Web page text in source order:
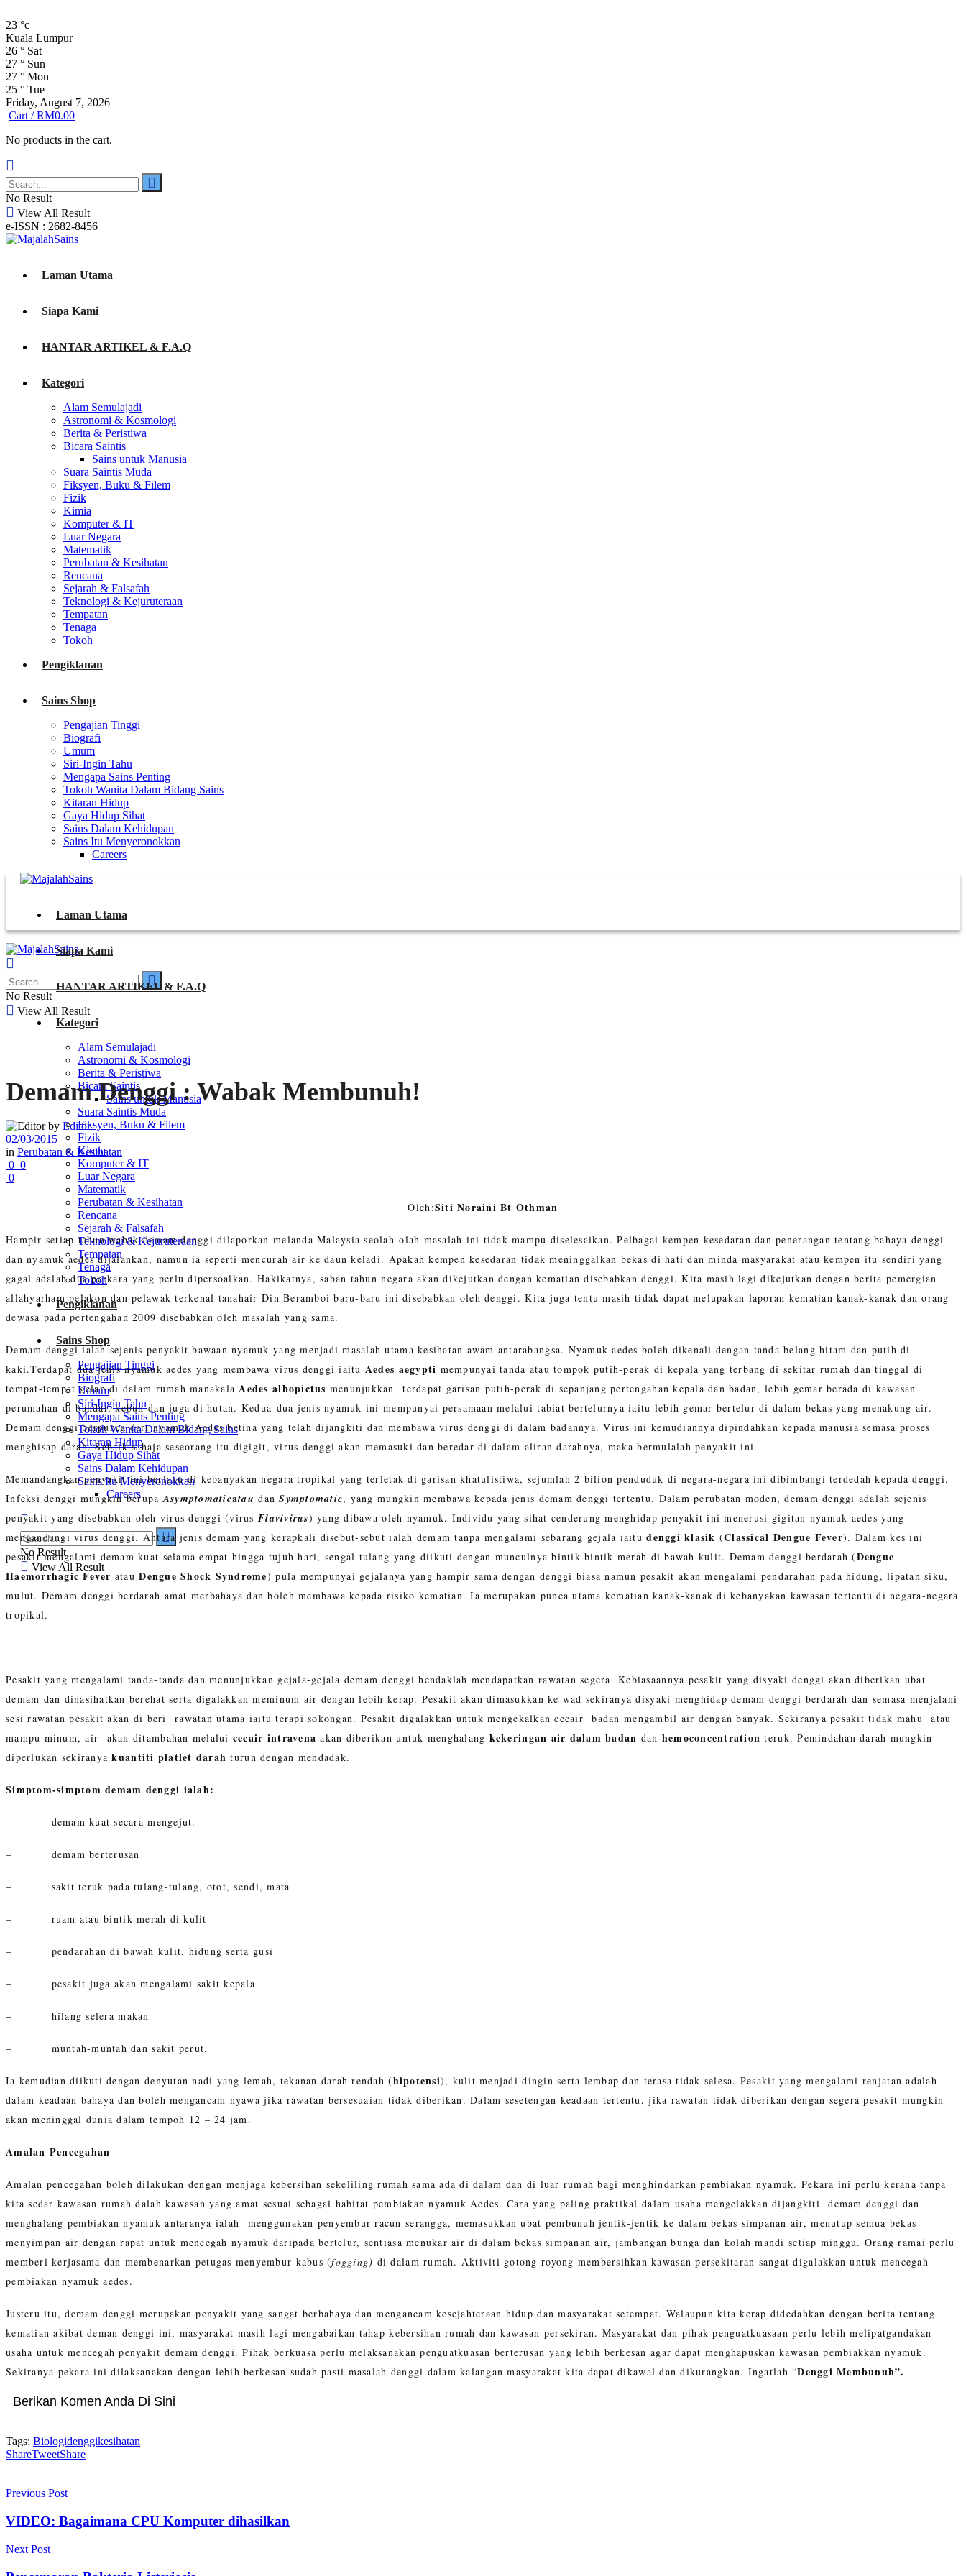
23 °c
Kuala Lumpur
26 ° Sat
27 ° Sun
27 ° Mon
25 ° Tue
Friday, August 7, 2026
Cart /RM0.00
No products in the cart.
No Result
View All Result
e-ISSN : 2682-8456
Laman Utama
Siapa Kami
HANTAR ARTIKEL & F.A.Q
Kategori
Alam Semulajadi
Astronomi & Kosmologi
Berita & Peristiwa
Bicara Saintis
Sains untuk Manusia
Suara Saintis Muda
Fiksyen, Buku & Filem
Fizik
Kimia
Komputer & IT
Luar Negara
Matematik
Perubatan & Kesihatan
Rencana
Sejarah & Falsafah
Teknologi & Kejuruteraan
Tempatan
Tenaga
Tokoh
Pengiklanan
Sains Shop
Pengajian Tinggi
Biografi
Umum
Siri-Ingin Tahu
Mengapa Sains Penting
Tokoh Wanita Dalam Bidang Sains
Kitaran Hidup
Gaya Hidup Sihat
Sains Dalam Kehidupan
Sains Itu Menyeronokkan
Careers
Laman Utama
Siapa Kami
HANTAR ARTIKEL & F.A.Q
Kategori
Alam Semulajadi
Astronomi & Kosmologi
Berita & Peristiwa
Bicara Saintis
Sains untuk Manusia
Suara Saintis Muda
Fiksyen, Buku & Filem
Fizik
Kimia
Komputer & IT
Luar Negara
Matematik
Perubatan & Kesihatan
Rencana
Sejarah & Falsafah
Teknologi & Kejuruteraan
Tempatan
Tenaga
Tokoh
Pengiklanan
Sains Shop
Pengajian Tinggi
Biografi
Umum
Siri-Ingin Tahu
Mengapa Sains Penting
Tokoh Wanita Dalam Bidang Sains
Kitaran Hidup
Gaya Hidup Sihat
Sains Dalam Kehidupan
Sains Itu Menyeronokkan
Careers
No Result
View All Result
No Result
View All Result
Demam Denggi : Wabak Membunuh!
by Editor
02/03/2015
in Perubatan & Kesihatan
0 0
0
Oleh:Siti Noraini Bt Othman
Hampir setiap tahun wabak demam denggi dilaporkan melanda Malaysia seolah-olah masalah ini tidak mampu diselesaikan. Pelbagai kempen kesedaran dan penerangan tentang bahaya denggi
dan nyamuk aedes dijalankan, namun ia seperti mencurah air ke daun keladi. Apakah kempen kesedaran tidak meninggalkan bekas di hati dan minda masyarakat atau kempen itu sendiri yang
gagal adalah dua perkara yang perlu dipersoalkan. Hakikatnya, saban tahun negara akan dikejutkan dengan kematian disebabkan denggi. Kita masih lagi dikejutkan dengan berita pemergian
allahyarham pelakon dan pelawak terkenal tanahair Din Beramboi baru-baru ini disebabkan oleh denggi. Kita juga tentu masih tidak dapat melupakan laporan kematian kanak-kanak dan orang
dewasa pada pertengahan 2009 disebabkan oleh masalah yang sama.
Demam denggi ialah sejenis penyakit bawaan nyamuk yang menjadi masalah utama kesihatan awam antarabangsa. Nyamuk aedes boleh dikenali dengan tanda belang hitam dan putih di
kaki.Terdapat dua jenis nyamuk aedes yang membawa virus denggi iaitu Aedes aegypti mempunyai tanda atau tompok putih-perak di kepala yang terbang di sekitar rumah dan tinggal di
tempat-tempat gelap di dalam rumah manakalaAedes albopictus menunjukkan terdapat garisan putih-perak di sepanjang pertengahan kepala dan badan, lebih gemar berada di kawasan
perumahan di bandar, kebun dan juga di hutan. Kedua-dua jenis nyamuk ini mempunyai persamaan melalui tabiat bertelurnya iaitu lebih gemar bertelur di dalam bekas yang menakung air.
Demam denggi berpunca dari nyamuk Aedes betina yang telah dijangkiti dan membawa virus denggi di dalam badannya. Virus ini kemudiannya dipindahkan kepada manusia semasa proses
menghisap darah. Sebaik sahaja seseorang itu digigit, virus denggi akan memasuki dan beredar di dalam aliran darahnya, maka bermulalah penyakit ini.
Memandangkan penyakit ini berlaku di kebanyakan negara tropikal yang terletak di garisan khatulistiwa, sejumlah 2 bilion penduduk di negara-negara ini dibimbangi terdedah kepada denggi.
Infeksi denggi mungkin berupaAsymptomaticatau danSymptomatic, yang mungkin membawa kepada jenis demam denggi tertentu. Dalam perubatan moden, demam denggi adalah sejenis
penyakit yang disebabkan oleh virus denggi (virusFlavivirus) yang dibawa oleh nyamuk. Individu yang sihat cenderung menghidap penyakit ini menerusi gigitan nyamuk aedes yang
mengandungi virus denggi. Antara jenis demam yang kerapkali disebut-sebut ialah demam tanpa mengalami sebarang gejala iaitudenggi klasik (Classical Dengue Fever). Dalam kes ini
pesakit mengalami demam kuat selama empat hingga tujuh hari, sengal tulang yang diikuti dengan munculnya bintik-bintik merah di bawah kulit. Demam denggi berdarah (Dengue
Haemorrhagic Fever atau Dengue Shock Syndrome) pula mempunyai gejalanya yang hampir sama dengan denggi biasa namun pesakit akan mengalami pendarahan pada hidung, lipatan siku,
mulut. Demam denggi berdarah amat merbahaya dan boleh membawa kepada risiko kematian. Ia merupakan punca utama kematian kanak-kanak di kebanyakan kawasan tertentu di negara-negara
tropikal.
Pesakit yang mengalami tanda-tanda dan menunjukkan gejala-gejala demam denggi hendaklah mendapatkan rawatan segera. Kebiasaannya pesakit yang disyaki denggi akan diberikan ubat
demam dan dinasihatkan berehat serta digalakkan meminum air dengan lebih kerap. Pesakit akan dimasukkan ke wad sekiranya disyaki menghidap demam denggi berdarah dan semasa menjalani
sesi rawatan pesakit akan di beri rawatan utama iaitu terapi sokongan. Pesakit digalakkan untuk mengekalkan cecair badan mengambil air dengan banyak. Sekiranya pesakit tidak mahu atau
mampu minum, air akan ditambahan melalui cecair intravena akan diberikan untuk menghalang kekeringan air dalam badan dan hemoconcentration teruk. Pemindahan darah mungkin
diperlukan sekiranyakuantiti platlet darah turun dengan mendadak.
Simptom-simptom demam denggi ialah:
– demam kuat secara mengejut.
– demam berterusan
– sakit teruk pada tulang-tulang, otot, sendi, mata
– ruam atau bintik merah di kulit
– pendarahan di bawah kulit, hidung serta gusi
– pesakit juga akan mengalami sakit kepala
– hilang selera makan
– muntah-muntah dan sakit perut.
Ia kemudian diikuti dengan denyutan nadi yang lemah, tekanan darah rendah (hipotensi), kulit menjadi dingin serta lembap dan terasa tidak selesa. Pesakit yang mengalami renjatan adalah
dalam keadaan bahaya dan boleh mengancam nyawa jika rawatan bersesuaian tidak diberikan. Dalam sesetengan keadaan tertentu, jika rawatan tidak diberikan dengan segera pesakit mungkin
akan meninggal dunia dalam tempoh 12 – 24 jam.
Amalan Pencegahan
Amalan pencegahan boleh dilakukan dengan menjaga kebersihan sekeliling rumah sama ada di dalam dan di luar rumah bagi menghindarkan pembiakan nyamuk. Pekara ini perlu kerana tanpa
kita sedar kawasan rumah dalah kawasan yang amat sesuai sebagai habitat pembiakan nyamuk Aedes. Cara yang paling praktikal dalam usaha mengelakkan dijangkiti demam denggi dan
menghalang pembiakan nyamuk antaranya ialah menggunakan penyembur racun serangga, memasukkan ubat pembunuh jentik-jentik ke dalam bekas simpanan air, menutup semua bekas
menyimpan air dengan rapat untuk mencegah nyamuk daripada bertelur, sentiasa menukar air di dalam bekas simpanan air, jambangan bunga dan kolah mandi setiap minggu. Orang ramai perlu
memberi kerjasama dan membenarkan petugas menyembur kabus (fogging) di dalam rumah. Aktiviti gotong royong membersihkan kawasan persekitaran sangat digalakkan untuk mencegah
pembiakan nyamuk aedes.
Justeru itu, demam denggi merupakan penyakit yang sangat berbahaya dan mengancam kesejahteraan hidup dan masyarakat setempat. Walaupun kita kerap didedahkan dengan berita tentang
kematian akibat deman denggi ini, masyarakat masih lagi mengabaikan tahap kebersihan rumah dan kawasan persekiran. Masyarakat dan pihak penguatkuasaan perlu lebih melipatgandakan
usaha untuk mencegah penyakit demam denggi. Pihak berkuasa perlu melaksanakan penguatkuasan berterusan yang lebih berkesan agar dapat menghapuskan kawasan pembiakkan nyamuk.
Sekiranya pekara ini dilaksanakan dengan lebih berkesan sudah pasti masalah denggi dalam kalangan masyarakat kita dapat dikawal dan dikurangkan. Ingatlah “Denggi Membunuh”.
Berikan Komen Anda Di Sini
Tags: Biologidenggikesihatan
ShareTweetShare
Previous Post
VIDEO: Bagaimana CPU Komputer dihasilkan
Next Post